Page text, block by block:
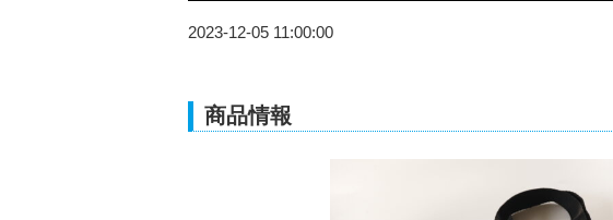
2023-12-05 11:00:00
商品情報